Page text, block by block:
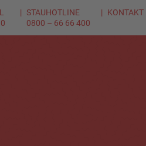
STAUHOTLINE
0800 – 66 66 400
KONTAKT